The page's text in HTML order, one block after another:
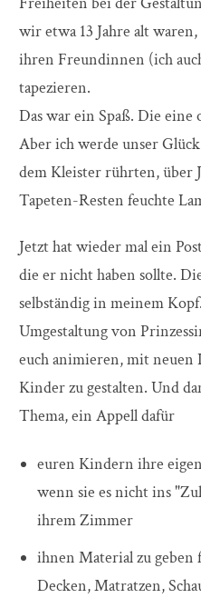
wir etwa 13 Jahre alt
ihren Freundinnen (ich
tapezieren.
Das war ein Spaß. Die eine
Aber ich werde unser
dem Kleister rührten, über
Tapeten-Resten feuchte
Jetzt hat wieder mal ein
die er nicht haben sollte.
selbständig in meinem
Umgestaltung von
euch animieren, mit
Kinder zu gestalten. Und
Thema, ein Appell dafür
euren Kindern ihre
wenn sie es nicht ins
ihrem Zimmer
ihnen Material zu geben
Decken, Matratzen,